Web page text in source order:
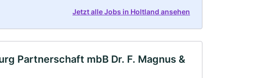
Jetzt alle Jobs in Holtland ansehen
Partnerschaft mbB Dr. F. Magnus &